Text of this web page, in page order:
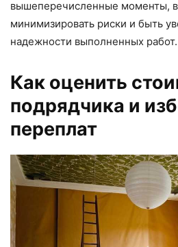
вышеперечисленные моменты,
минимизировать риски и быть
надежности выполненных работ.
Как оценить
подрядчика и
переплат